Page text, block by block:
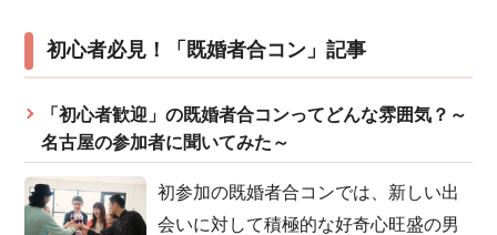
初心者必見！「既婚者合コン」記事
「初心者歓迎」の既婚者合コンってどんな雰囲気？～
名古屋の参加者に聞いてみた～
初参加の既婚者合コンでは、新しい出
会いに対して積極的な好奇心旺盛の男